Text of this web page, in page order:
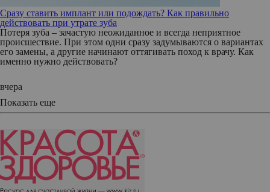
Сразу ставить имплант или подождать? Как правильно
действовать при утрате зуба
Потеря зуба – зачастую неожиданное и всегда неприятное
происшествие. При этом одни сразу задумываются о вариантах
его замены, а другие начинают оттягивать поход к врачу. Как
именно нужно действовать?
вчера
Показать еще